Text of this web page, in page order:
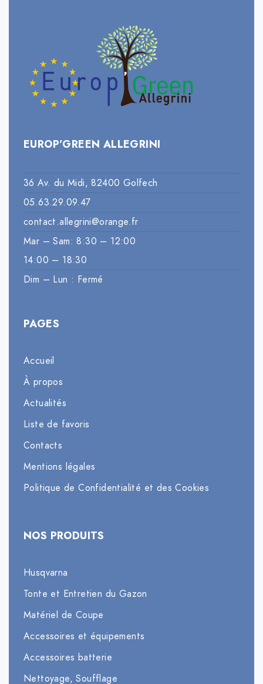
EUROP’GREEN ALLEGRINI
36 Av. du Midi, 82400 Golfech
05.63.29.09.47
contact.allegrini@orange.fr
Mar – Sam: 8:30 – 12:00
14:00 – 18:30
Dim – Lun : Fermé
PAGES
Accueil
À propos
Actualités
Liste de favoris
Contacts
Mentions légales
Politique de Confidentialité et des Cookies
NOS PRODUITS
Husqvarna
Tonte et Entretien du Gazon
Matériel de Coupe
Accessoires et équipements
Accessoires batterie
Nettoyage, Soufflage